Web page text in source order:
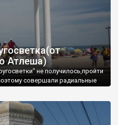
Атлеша)
не получилось,пройти
совершали радиальные